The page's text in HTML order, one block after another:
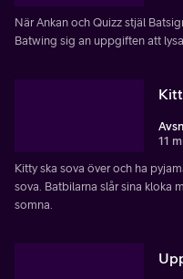
När Ankan och Quizz stjäl
Batwing sig an uppgiften att
11
Kitty ska sova över och ha
sova. Batbilarna slår sina kloka
somna.